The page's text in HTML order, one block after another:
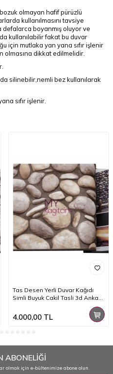
olmayan hafif pürüzlü
kullanılmasını tavsiye
boyanmış oluyor ve
kullanılabilir fakat bu duvar
için mutlaka yan yana sıfır işlenir
olmasına dikkat edilmelidir.
silinebilir,nemli bez kullanılarak
sıfır işlenir.
Tas Desen Yerli Duvar Kağıdı
Simli Buyuk Cakil Tasli 3d Anka
4.000,00TL
ABONELİĞİ
olmak için e-bültenimize abone olun.